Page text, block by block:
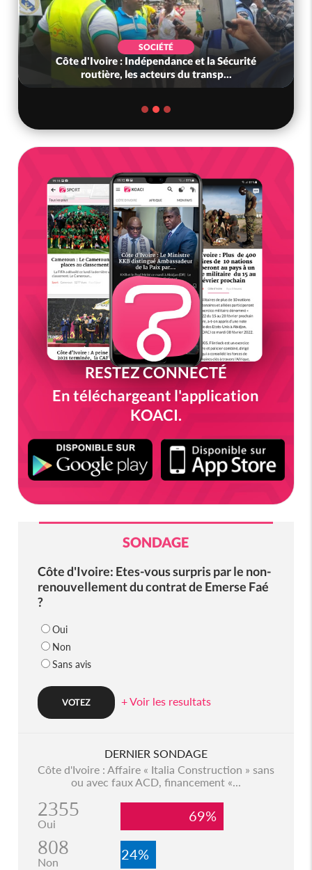
SOCIÉTÉ
Côte d'Ivoire : Indépendance et la Sécurité
routière, les acteurs du transp...
RESTEZ CONNECTÉ
En téléchargeant l'application
KOACI.
SONDAGE
Côte d'Ivoire: Etes-vous surpris par le non-
renouvellement du contrat de Emerse Faé
?
Oui
Non
Sans avis
+ Voir les resultats
DERNIER SONDAGE
Côte d'Ivoire : Affaire « Italia Construction » sans
ou avec faux ACD, financement «...
2355
Oui 69%
808
Non 24%